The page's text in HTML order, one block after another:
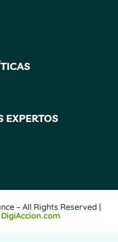
EXPERTOS
– All Rights Reserved |
DigiAccion.com